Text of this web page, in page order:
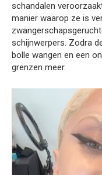
schandalen
manier waarop ze is
schijnwerpers. Zodra
bolle wangen en een
grenzen meer.